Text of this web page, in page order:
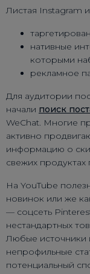
Листая Instagram
нативные
которыми
рекламное
Для аудитории
начали поиск
WeChat. Многие
активно
информацию о
свежих продуктах
На YouTube
новинок или же
— соцсеть
нестандартных
Любые источники
непрофильные
потенциальный